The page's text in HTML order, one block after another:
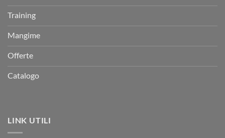
Training
Mangime
Offerte
Catalogo
LINK UTILI